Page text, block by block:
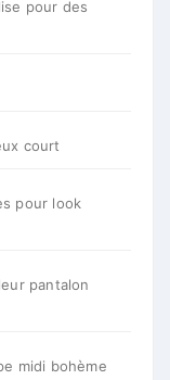
pour des
court
pour look
pantalon
midi bohème